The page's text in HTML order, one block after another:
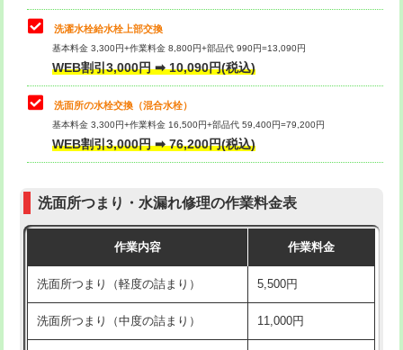
排水管工事（追加 排水管工事/3ｍ超
え）
マス交換（土の掘削・埋め戻し作業）
マス交換（深さ50㎝未満）
マス交換（深さ50㎝以上）
モルタル補修（厚さ10㎝まで） 27,500円
モルタル補修（厚さ10㎝超え） 38,500円
洗面台設置 38,500円
交換・取付（タンク）
交換・取付(単水栓（壁付・デッキ
式）)
交換・取付(混合水栓（壁付・デッキ
式・ワンホール）)
16,500円+材料費
（P/S/ポップアップ））
交換・取付（その他部品） 11,000円+材料費
持込商品取付（単水栓） 13,200円
持込商品取付（混合水栓） 16,500円
持込商品取付（浄水器・分岐水栓） 16,500円
洗濯水栓給水栓上部交換
基本料金 3,300円+作業料金 8,800円+部品代 990円=13,090円
WEB割引3,000円 ➡ 10,090円(税込)
洗面所の水栓交換（混合水栓）
基本料金 3,300円+作業料金 16,500円+部品代 59,400円=79,200円
WEB割引3,000円 ➡ 76,200円(税込)
洗面所つまり・水漏れ修理の作業料金表
作業内容 作業料金
洗面所つまり（軽度の詰まり） 5,500円
洗面所つまり（中度の詰まり） 11,000円